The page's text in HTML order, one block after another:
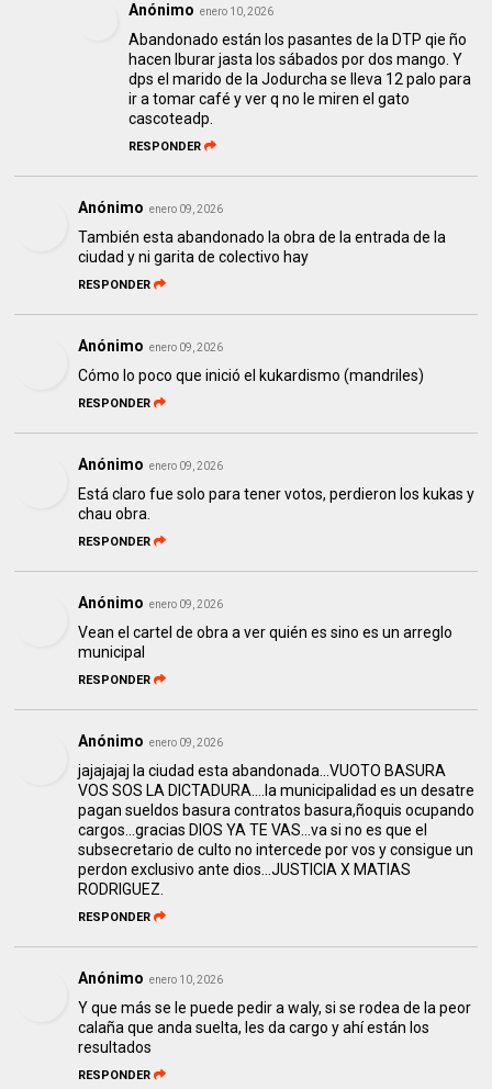
Anónimo enero 10, 2026
Abandonado están los pasantes de la DTP qie ño
hacen lburar jasta los sábados por dos mango. Y
dps el marido de la Jodurcha se lleva 12 palo para
ir a tomar café y ver q no le miren el gato
cascoteadp.
RESPONDER
Anónimo enero 09, 2026
También esta abandonado la obra de la entrada de la
ciudad y ni garita de colectivo hay
RESPONDER
Anónimo enero 09, 2026
Cómo lo poco que inició el kukardismo (mandriles)
RESPONDER
Anónimo enero 09, 2026
Está claro fue solo para tener votos, perdieron los kukas y
chau obra.
RESPONDER
Anónimo enero 09, 2026
Vean el cartel de obra a ver quién es sino es un arreglo
municipal
RESPONDER
Anónimo enero 09, 2026
jajajajaj la ciudad esta abandonada...VUOTO BASURA
VOS SOS LA DICTADURA....la municipalidad es un desatre
pagan sueldos basura contratos basura,ñoquis ocupando
cargos...gracias DIOS YA TE VAS...va si no es que el
subsecretario de culto no intercede por vos y consigue un
perdon exclusivo ante dios...JUSTICIA X MATIAS
RODRIGUEZ.
RESPONDER
Anónimo enero 10, 2026
Y que más se le puede pedir a waly, si se rodea de la peor
calaña que anda suelta, les da cargo y ahí están los
resultados
RESPONDER